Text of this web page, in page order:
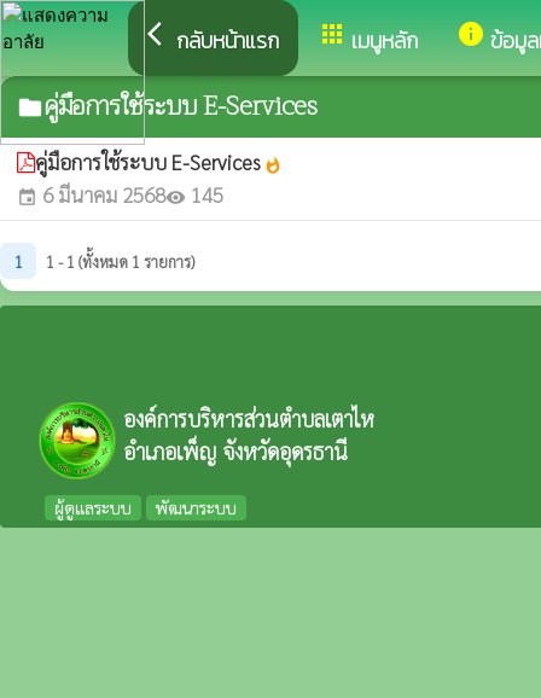
arrow_back_ios กลับหน้าแรก apps เมนูหลัก info ข้อมู
folderคู่มือการใช้ระบบ E-Services
คู่มือการใช้ระบบ E-Services whatshot
event 6 มีนาคม 2568visibility 145
1 1 - 1 (ทั้งหมด 1 รายการ)
องค์การบริหารส่วนตำบลเตาไห
อำเภอเพ็ญ จังหวัดอุดรธานี
ผู้ดูแลระบบ พัฒนาระบบ